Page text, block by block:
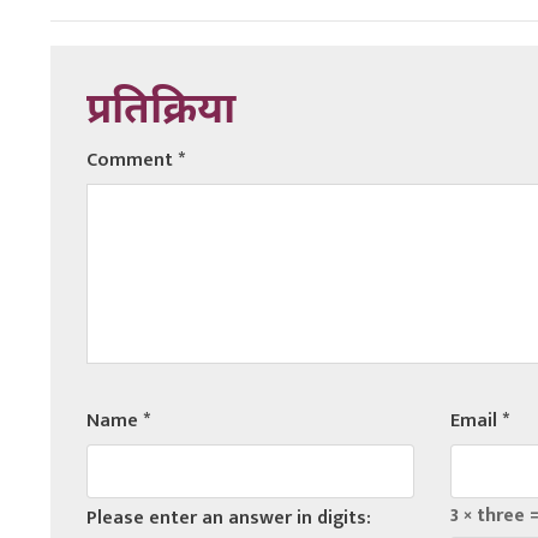
प्रतिक्रिया
Comment*
Name* Email*
Please enter an answer in digits: 3 × three =